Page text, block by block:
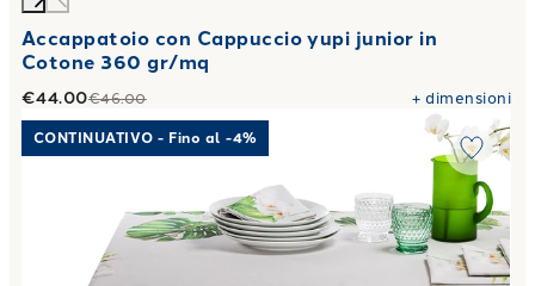
Accappatoio con Cappuccio yupi junior in
Cotone 360 gr/mq
€44.00€46.00 +dimensioni
Link to "Tovaglia eden Floreale in Cotone
CONTINUATIVO - Fino al -4%